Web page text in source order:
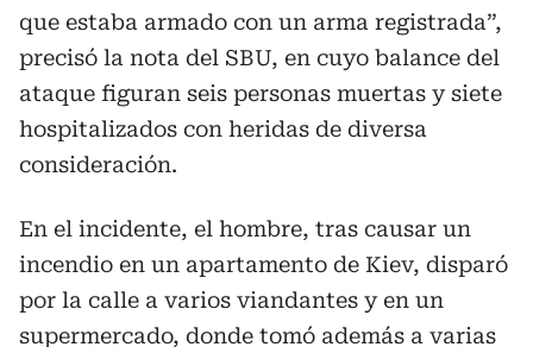
que estaba armado con un arma registrada”,
precisó la nota del SBU, en cuyo balance del
ataque figuran seis personas muertas y siete
hospitalizados con heridas de diversa
consideración.
En el incidente, el hombre, tras causar un
incendio en un apartamento de Kiev, disparó
por la calle a varios viandantes y en un
supermercado, donde tomó además a varias